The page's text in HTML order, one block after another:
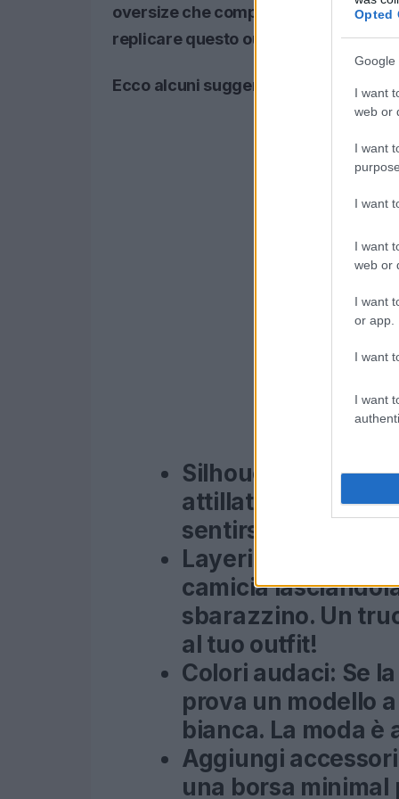
Opted
Google
I want
web or
I want
I want
I want
web or
I want
or app.
I want
I want
oversize che completano il look in
replicare questo outfit, e ti assicuro
Ecco alcuni suggerimenti pratici per
Silhouette ampia:
attillati, per un
sentirsi a proprio
Layering:
Infila la
camicia
sbarazzino. Un
al tuo outfit!
Colori audaci: Se
prova un modello
bianca. La moda
Aggiungi
una borsa minimal